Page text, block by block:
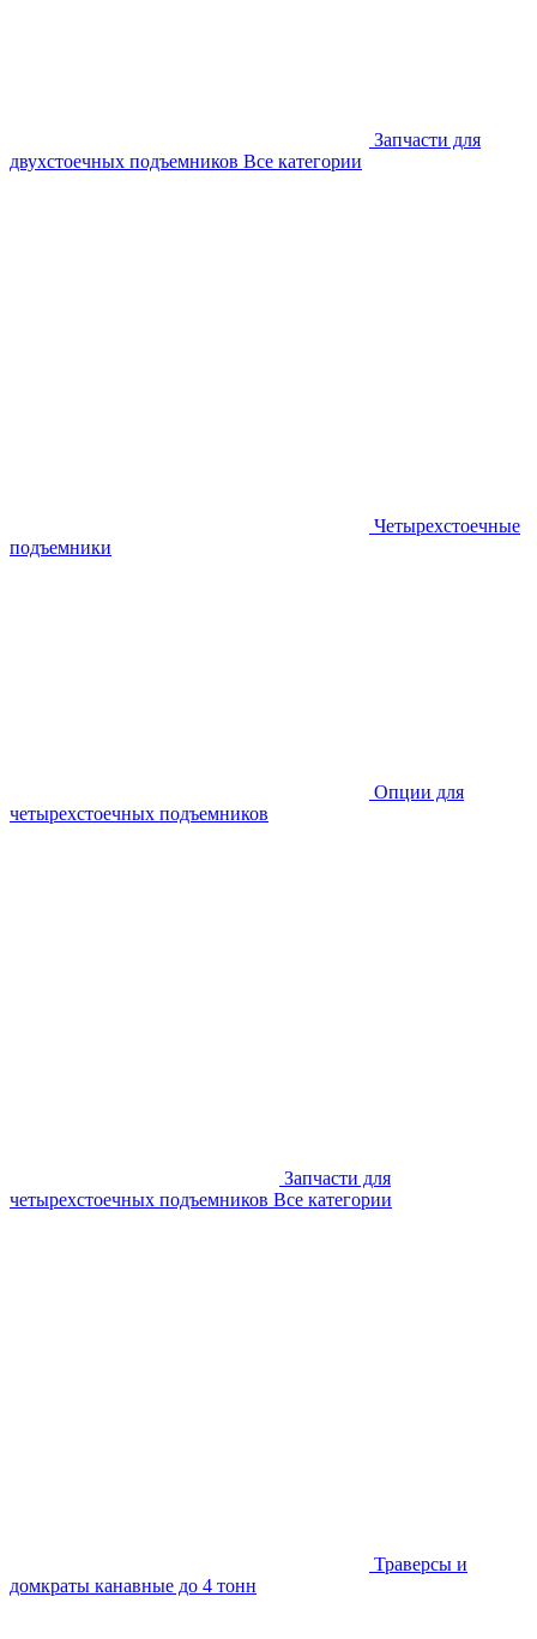
Запчасти для
двухстоечных подъемников Все категории
Четырехстоечные
подъемники
Опции для
четырехстоечных подъемников
Запчасти для
четырехстоечных подъемников Все категории
Траверсы и
домкраты канавные до 4 тонн